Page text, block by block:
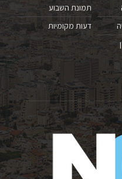
תמונת השבוע
דעות מקומיות